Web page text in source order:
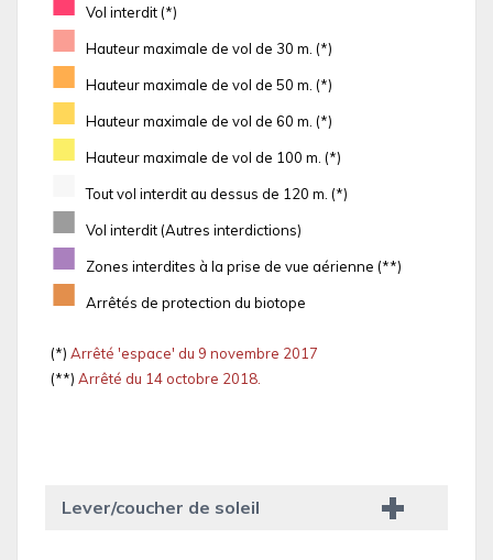
Vol interdit (*)
■ Hauteur maximale de vol de 30 m. (*)
■ Hauteur maximale de vol de 50 m. (*)
■ Hauteur maximale de vol de 60 m. (*)
■ Hauteur maximale de vol de 100 m. (*)
Tout vol interdit au dessus de 120 m. (*)
■ Vol interdit (Autres interdictions)
■ Zones interdites à la prise de vue aérienne (**)
■ Arrêtés de protection du biotope
(*) Arrêté 'espace' du 9 novembre 2017
(**) Arrêté du 14 octobre 2018.
Lever/coucher de soleil